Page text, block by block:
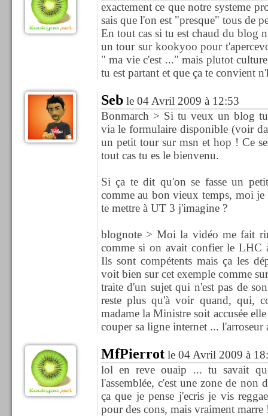
exactement ce que notre systeme
sais que l'on est "presque" tous de
En tout cas si tu est chaud du blog
un tour sur kookyoo pour
" ma vie c'est ..." mais plutot
tu est partant et que ça te convient
Seble 04 Avril 2009 à 12:53
Bonmarch > Si tu veux un blog
via le formulaire disponible (voir
un petit tour sur msn et hop ! Ce
tout cas tu es le bienvenu.
Si ça te dit qu'on se fasse un
comme au bon vieux temps, moi
te mettre à UT 3 j'imagine ?
blognote > Moi la vidéo me fait
comme si on avait confier le LHC
Ils sont compétents mais ça les
voit bien sur cet exemple comme
traite d'un sujet qui n'est pas de
reste plus qu'à voir quand, qui,
madame la Ministre soit accusée
couper sa ligne internet ... l'arroseur
MfPierrotle 04 Avril 2009 à
lol en reve ouaip ... tu savait
l'assemblée, c'est une zone de non
ça que je pense j'ecris je vis
pour des cons, mais vraiment